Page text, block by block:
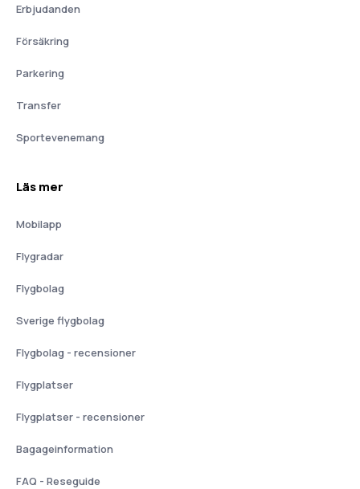
Erbjudanden
Försäkring
Parkering
Transfer
Sportevenemang
Läs mer
Mobilapp
Flygradar
Flygbolag
Sverige flygbolag
Flygbolag - recensioner
Flygplatser
Flygplatser - recensioner
Bagageinformation
FAQ - Reseguide